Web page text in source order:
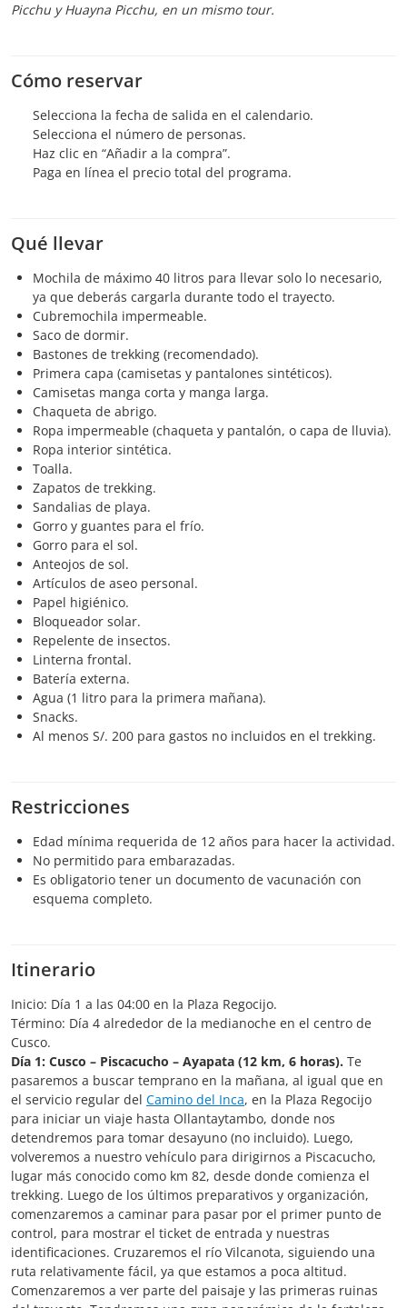
Picchu y Huayna Picchu, en un mismo tour.
Cómo reservar
Selecciona la fecha de salida en el calendario.
Selecciona el número de personas.
Haz clic en “Añadir a la compra”.
Paga en línea el precio total del programa.
Qué llevar
Mochila de máximo 40 litros para llevar solo lo necesario,
ya que deberás cargarla durante todo el trayecto.
Cubremochila impermeable.
Saco de dormir.
Bastones de trekking (recomendado).
Primera capa (camisetas y pantalones sintéticos).
Camisetas manga corta y manga larga.
Chaqueta de abrigo.
Ropa impermeable (chaqueta y pantalón, o capa de lluvia).
Ropa interior sintética.
Toalla.
Zapatos de trekking.
Sandalias de playa.
Gorro y guantes para el frío.
Gorro para el sol.
Anteojos de sol.
Artículos de aseo personal.
Papel higiénico.
Bloqueador solar.
Repelente de insectos.
Linterna frontal.
Batería externa.
Agua (1 litro para la primera mañana).
Snacks.
Al menos S/. 200 para gastos no incluidos en el trekking.
Restricciones
Edad mínima requerida de 12 años para hacer la actividad.
No permitido para embarazadas.
Es obligatorio tener un documento de vacunación con
esquema completo.
Itinerario
Inicio: Día 1 a las 04:00 en la Plaza Regocijo.
Término: Día 4 alrededor de la medianoche en el centro de
Cusco.
Día 1: Cusco – Piscacucho – Ayapata (12 km, 6 horas). Te
pasaremos a buscar temprano en la mañana, al igual que en
el servicio regular del Camino del Inca, en la Plaza Regocijo
para iniciar un viaje hasta Ollantaytambo, donde nos
detendremos para tomar desayuno (no incluido). Luego,
volveremos a nuestro vehículo para dirigirnos a Piscacucho,
lugar más conocido como km 82, desde donde comienza el
trekking. Luego de los últimos preparativos y organización,
comenzaremos a caminar para pasar por el primer punto de
control, para mostrar el ticket de entrada y nuestras
identificaciones. Cruzaremos el río Vilcanota, siguiendo una
ruta relativamente fácil, ya que estamos a poca altitud.
Comenzaremos a ver parte del paisaje y las primeras ruinas